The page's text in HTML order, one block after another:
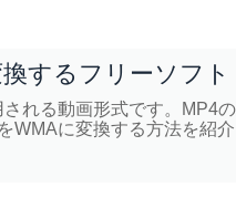
するフリーソフト
れる動画形式です。MP4
WMAに変換する方法を紹介